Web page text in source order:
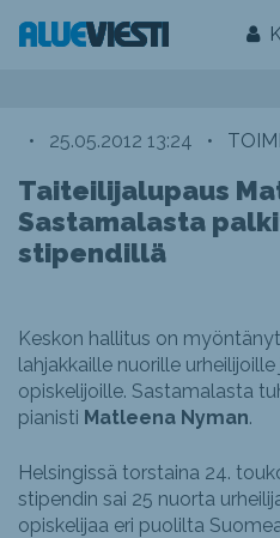
• 25.05.2012 13:24 •
Taiteilijalupaus
Sastamalasta
stipendillä
Keskon hallitus on
lahjakkaille nuorille
opiskelijoille. Sastamalasta
pianisti Matleena Nyman.
Helsingissä torstaina 24.
stipendin sai 25 nuorta
opiskelijaa eri puolilta